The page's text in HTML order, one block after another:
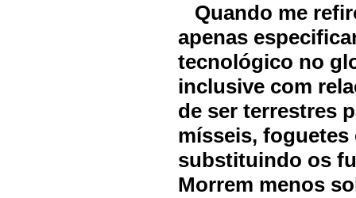
Quando me
apenas
tecnológico no
inclusive com
de ser terrestres
mísseis, foguetes
substituindo os
Morrem menos